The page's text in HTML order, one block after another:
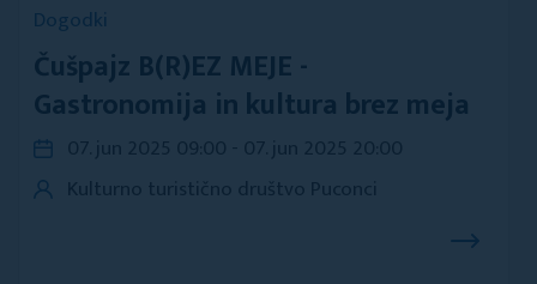
Dogodki
Čušpajz B(R)EZ MEJE -
Gastronomija in kultura brez meja